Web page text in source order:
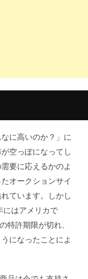
に高いのか？」に
空っぽになってし
要に応えるかのよ
オークションサイ
ています。しかし
にはアメリカで
特許期限が切れ、
になったことによ